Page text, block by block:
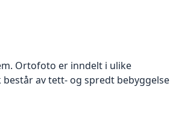
Ortofoto er inndelt i ulike
av tett- og spredt bebyggelse